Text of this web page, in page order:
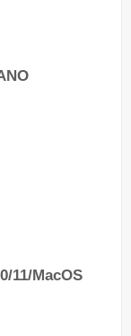
11/MacOS